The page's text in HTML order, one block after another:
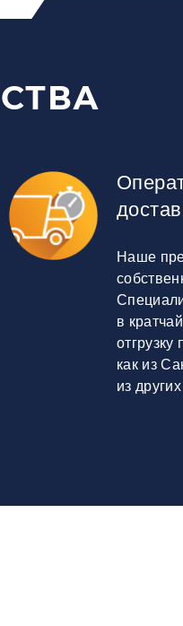
Наше
в
как из
из